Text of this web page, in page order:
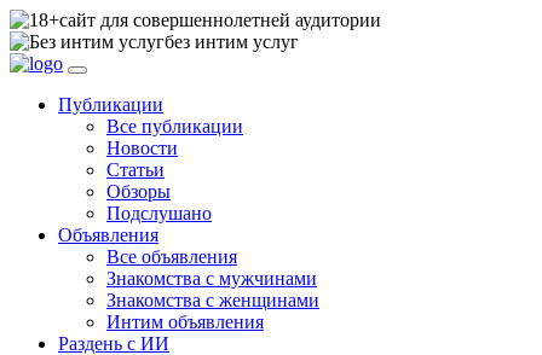
сайт для совершеннолетней аудитории
без интим услуг
Публикации
Все публикации
Новости
Статьи
Обзоры
Подслушано
Объявления
Все объявления
Знакомства с мужчинами
Знакомства с женщинами
Интим объявления
Раздень с ИИ